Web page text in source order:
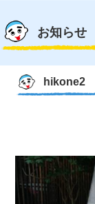
お知らせ
hikone2